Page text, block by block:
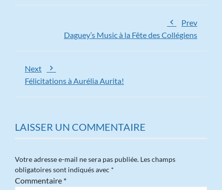
Prev
Daguey’s Music à la Fête des Collégiens
Next
Félicitations à Aurélia Aurita!
LAISSER UN COMMENTAIRE
Votre adresse e-mail ne sera pas publiée. Les champs
obligatoires sont indiqués avec *
Commentaire *